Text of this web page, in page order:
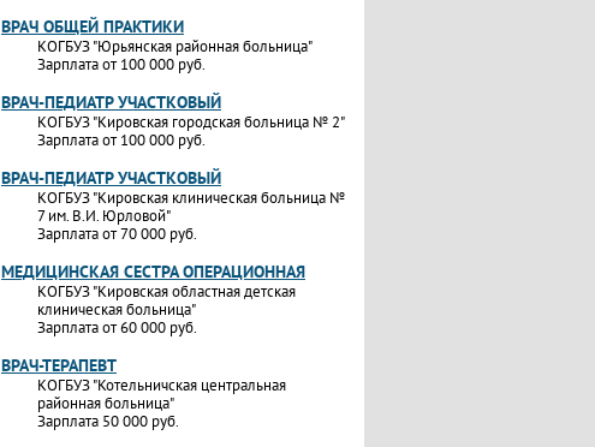
ВРАЧ ОБЩЕЙ ПРАКТИКИ
КОГБУЗ "Юрьянская районная больница"
Зарплата от 100 000 руб.
ВРАЧ-ПЕДИАТР УЧАСТКОВЫЙ
КОГБУЗ "Кировская городская больница № 2"
Зарплата от 100 000 руб.
ВРАЧ-ПЕДИАТР УЧАСТКОВЫЙ
КОГБУЗ "Кировская клиническая больница №
7 им. В.И. Юрловой"
Зарплата от 70 000 руб.
МЕДИЦИНСКАЯ СЕСТРА ОПЕРАЦИОННАЯ
КОГБУЗ "Кировская областная детская
клиническая больница"
Зарплата от 60 000 руб.
ВРАЧ-ТЕРАПЕВТ
КОГБУЗ "Котельничская центральная
районная больница"
Зарплата 50 000 руб.